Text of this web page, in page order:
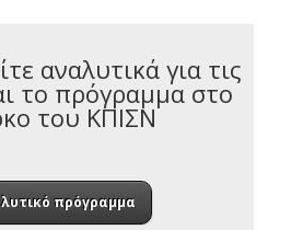
αναλυτικά για τις
το πρόγραμμα στο
του ΚΠΙΣΝ
πρόγραμμα